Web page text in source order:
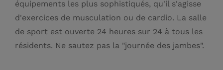
équipements les plus sophistiqués, qu'il s'agisse
d'exercices de musculation ou de cardio. La salle
de sport est ouverte 24 heures sur 24 à tous les
résidents. Ne sautez pas la "journée des jambes".